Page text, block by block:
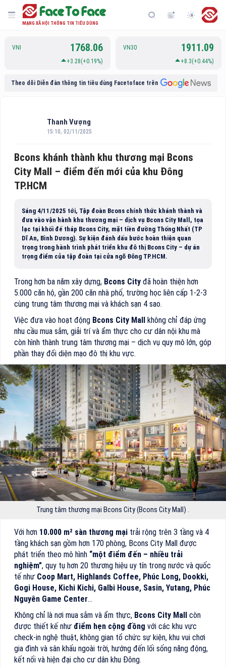
MẠNG XÃ HỘI THÔNG TIN TIÊU DÙNG
VNI 1768.06
+3.28(+0.19%)
VN30 1911.09
+8.3(+0.44%)
Theo dõi Diễn đàn thông tin tiêu dùng Facetoface trên
Thanh Vượng
15:10, 02/11/2025
Bcons khánh thành khu thương mại Bcons
City Mall – điểm đến mới của khu Đông
TP.HCM
Sáng 4/11/2025 tới, Tập đoàn Bcons chính thức khánh thành và
đưa vào vận hành khu thương mại – dịch vụ Bcons City Mall, tọa
lạc tại khối đế tháp Bcons City, mặt tiền đường Thống Nhất (TP
Dĩ An, Bình Dương). Sự kiện đánh dấu bước hoàn thiện quan
trọng trong hành trình phát triển khu đô thị Bcons City – dự án
trọng điểm của tập đoàn tại cửa ngõ Đông TP.HCM.
Trong hơn ba năm xây dựng, Bcons City đã hoàn thiện hơn
5.000 căn hộ, gần 200 căn nhà phố, trường học liên cấp 1-2-3
cùng trung tâm thương mại và khách sạn 4 sao.
Việc đưa vào hoạt động Bcons City Mall
không chỉ đáp ứng
nhu cầu mua sắm, giải trí và ẩm thực cho cư dân nội khu mà
còn hình thành trung tâm thương mại – dịch vụ quy mô lớn, góp
phần thay đổi diện mạo đô thị khu vực.
Trung tâm thương mại Bcons City (Bcons City Mall) .
Với hơn 10.000 m² sàn thương mại trải rộng trên 3 tầng và 4
tầng khách sạn gồm hơn 170 phòng, Bcons City Mall được
phát triển theo mô hình “một điểm đến – nhiều trải
nghiệm”, quy tụ hơn 20 thương hiệu uy tín trong nước và quốc
tế như Coop Mart, Highlands Coffee, Phúc Long, Dookki,
Gogi House, Kichi Kichi, Galbi House, Sasin, Yutang, Phúc
Nguyên Game Center…
Không chỉ là nơi mua sắm và ẩm thực, Bcons City Mall còn
được thiết kế như điểm hẹn cộng đồng với các khu vực
check-in nghệ thuật, không gian tổ chức sự kiện, khu vui chơi
gia đình và sân khấu ngoài trời, hướng đến lối sống năng động,
kết nối và hiện đại cho cư dân khu Đông.